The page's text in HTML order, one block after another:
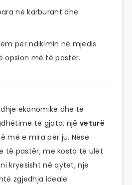
në karburant dhe
për ndikimin në mjedis
opsion më të pastër.
ekonomike dhe të
të gjata, një veturë
më e mira për ju. Nëse
të pastër, me kosto të ulët
kryesisht në qytet, një
zgjedhja ideale.